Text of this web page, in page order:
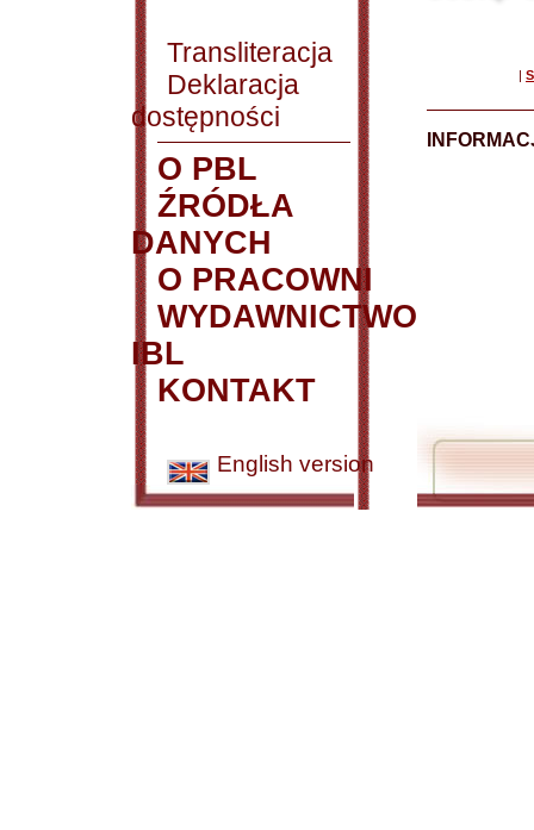
Transliteracja
Deklaracja
dostępności
O PBL
ŹRÓDŁA
DANYCH
O PRACOWNI
WYDAWNICTWO
IBL
KONTAKT
English version
|